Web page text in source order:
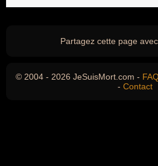
Partagez cette page
© 2004 - 2026 JeSuisMort.com -
- Contact